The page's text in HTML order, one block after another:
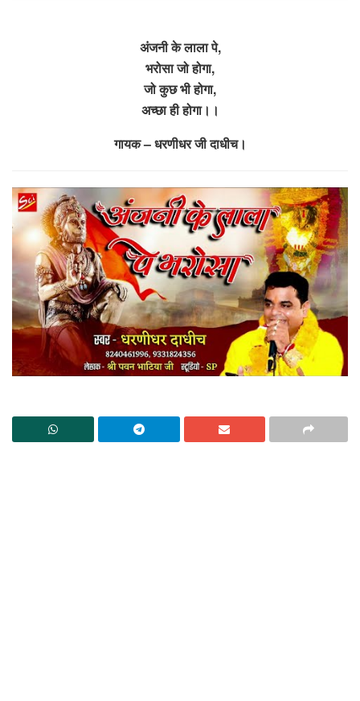
अंजनी के लाला पे,
भरोसा जो होगा,
जो कुछ भी होगा,
अच्छा ही होगा।।
गायक – धरणीधर जी दाधीच।